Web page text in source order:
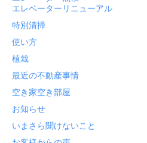
エレベーターリニューアル
特別清掃
使い方
植栽
最近の不動産事情
空き家空き部屋
お知らせ
いまさら聞けないこと